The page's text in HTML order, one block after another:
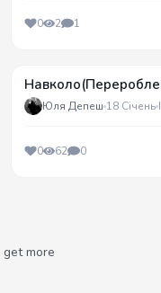
0 2 1
Юля Депеш 18 Січень
0 62 0
get more